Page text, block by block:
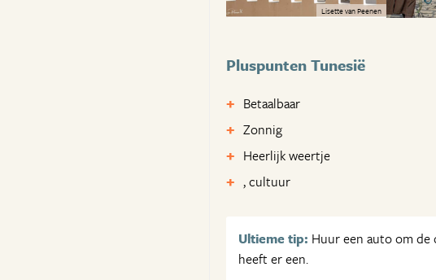
Lisette van Peenen
Pluspunten Tunesië
Betaalbaar
Zonnig
Heerlijk weertje
, cultuur
Ultieme tip: Huur een auto om de
heeft er een.